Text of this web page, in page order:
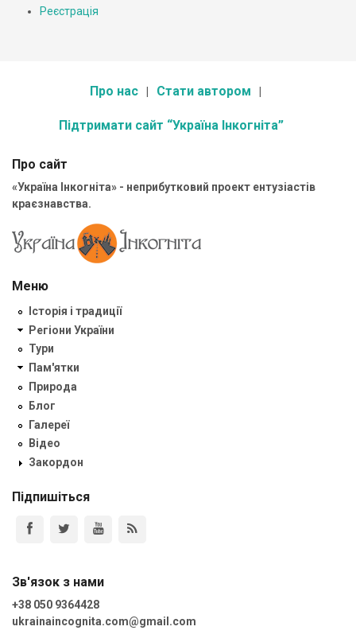
Реєстрація
Про нас Стати автором
Підтримати сайт “Україна Інкогніта”
Про сайт
«Україна Інкогніта» - неприбутковий проект ентузіастів
краєзнавства.
Меню
Історія і традиції
Регіони України
Тури
Пам'ятки
Природа
Блог
Галереї
Відео
Закордон
Підпишіться
Зв'язок з нами
+38 050 9364428
ukrainaincognita.com@gmail.com